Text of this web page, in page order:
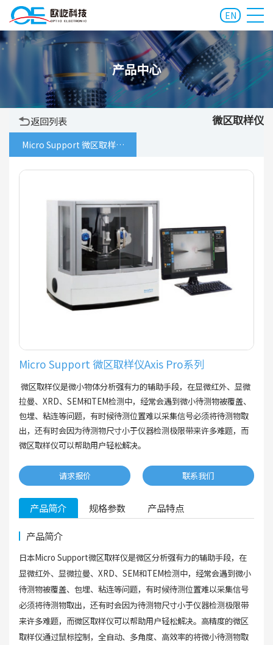
EN
产品中心
微区取样仪
返回列表
Micro Support 微区取样仪
Axis Pro系列
Micro Support 微区取样仪Axis Pro系列
微区取样仪是微小物体分析强有力的辅助手段，在显微红外、显微
拉曼、XRD、SEM和TEM检测中，经常会遇到微小待测物被覆盖、
包埋、粘连等问题，有时候待测位置难以采集信号必须将待测物取
出，还有时会因为待测物尺寸小于仪器检测极限带来许多难题，而
微区取样仪可以帮助用户轻松解决。
请求报价 联系我们
产品简介 规格参数 产品特点
产品简介
日本Micro Support微区取样仪是微区分析强有力的辅助手段，在
显微红外、显微拉曼、XRD、SEM和TEM检测中，经常会遇到微小
待测物被覆盖、包埋、粘连等问题，有时候待测位置难以采集信号
必须将待测物取出，还有时会因为待测物尺寸小于仪器检测极限带
来许多难题，而微区取样仪可以帮助用户轻松解决。高精度的微区
取样仪通过鼠标控制，全自动、多角度、高效率的将微小待测物取